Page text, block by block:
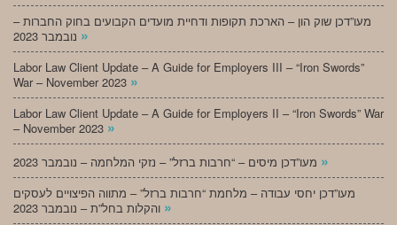
מעו”דכן שוק הון – הארכת תקופות ודחיית מועדים הקבועים בחוק החברות –
»
Labor Law Client Update – A Guide for Employers III – “Iron Swords”
War – November 2023 »
Labor Law Client Update – A Guide for Employers II – “Iron Swords” War
– November 2023 »
»
מעו”דכן יחסי עבודה – מלחמת “חרבות ברזל” – מתווה הפיצויים לעסקים
»